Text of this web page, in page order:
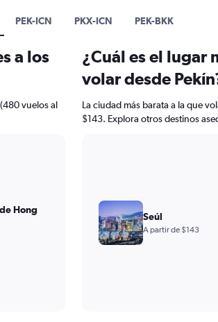
PEK-ICN PKX-ICN PEK-BKK
a los
vuelos al
Hong
¿Cuál es el lugar
volar desde
La ciudad más barata a la que
$143. Explora otros destinos
Seúl
A partir de $143